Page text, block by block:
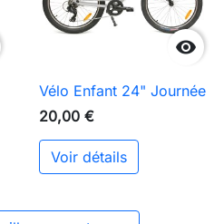

Vélo Enfant 24" Journée
20,00 €
Voir détails